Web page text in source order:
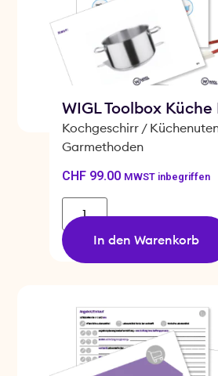
WIGL Toolbox
Kochgeschirr /
Garmethoden
CHF99.00 MWST inbegriffen
In den Warenkorb